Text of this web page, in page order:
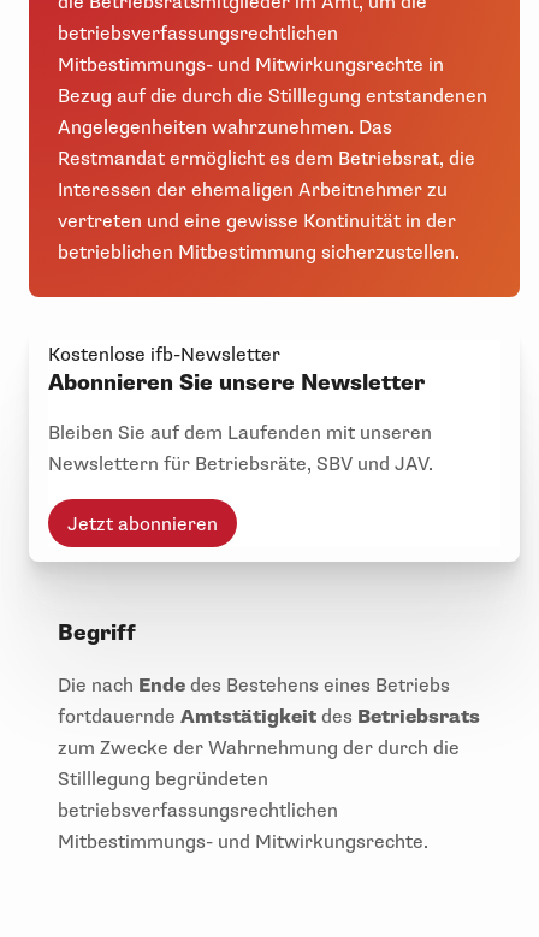
betriebsverfassungsrechtlichen
Mitbestimmungs- und Mitwirkungsrechte in
Bezug auf die durch die Stilllegung entstandenen
Angelegenheiten wahrzunehmen. Das
Restmandat ermöglicht es dem Betriebsrat, die
Interessen der ehemaligen Arbeitnehmer zu
vertreten und eine gewisse Kontinuität in der
betrieblichen Mitbestimmung sicherzustellen.
Kostenlose ifb-Newsletter
Abonnieren Sie unsere Newsletter
Bleiben Sie auf dem Laufenden mit unseren
Newslettern für Betriebsräte, SBV und JAV.
Jetzt abonnieren
Begriff
Die nach Ende des Bestehens eines Betriebs
fortdauernde Amtstätigkeit des Betriebsrats
zum Zwecke der Wahrnehmung der durch die
Stilllegung begründeten
betriebsverfassungsrechtlichen
Mitbestimmungs- und Mitwirkungsrechte.